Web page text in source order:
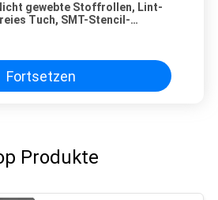
gewebte Stoffrollen, Lint-
Tuch, SMT-Stencil-
Fortsetzen
Produkte